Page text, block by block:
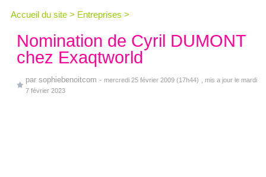
Accueil du site > Entreprises >
Nomination de Cyril DUMONT
chez Exaqtworld
par sophiebenoitcom - mercredi 25 février 2009 (17h44)
, mis a jour le mardi
7 février 2023